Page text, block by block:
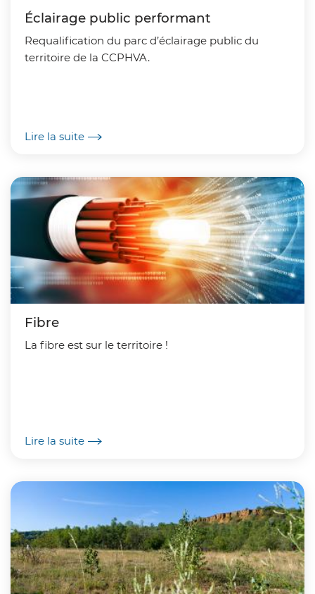
Éclairage public performant
Requalification du parc d’éclairage public du
territoire de la CCPHVA.
Lire la suite
Fibre
La fibre est sur le territoire !
Lire la suite